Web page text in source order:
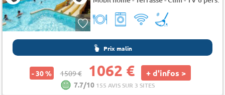
Prix malin
- 30 % 1509 € 1062 € + d'infos >
7.7/10 155 AVIS SUR 3 SITES